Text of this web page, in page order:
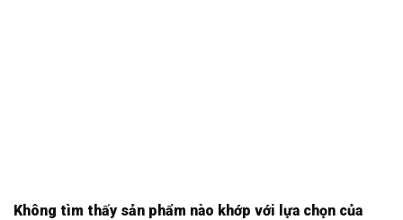
Không tìm thấy sản phẩm nào khớp với lựa chọn của